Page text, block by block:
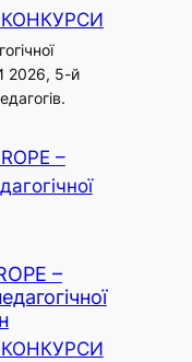
КОНКУРСИ
2026, 5-й
–
КОНКУРСИ